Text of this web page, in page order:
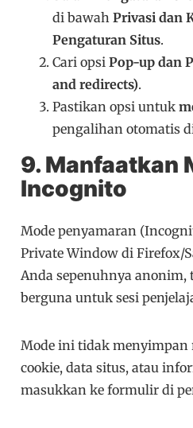
di bawahPrivasi dan
Pengaturan Situs.
Cari opsiPop-up dan
and redirects).
Pastikan opsi untuk
pengalihan otomatis
9. Manfaatkan
Incognito
Mode penyamaran
Private Window di Firefox/
Anda sepenuhnya anonim,
berguna untuk sesi
Mode ini tidak menyimpan
cookie, data situs, atau
masukkan ke formulir di